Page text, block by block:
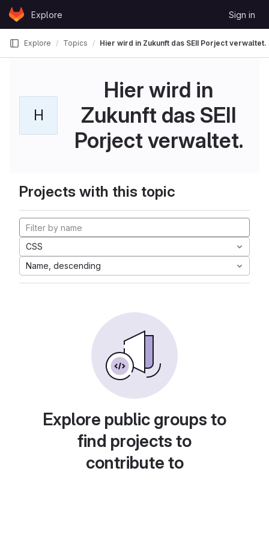
Skip to content
GitLabExplore Sign in
Explore Topics Hier wird in Zukunft das SEII Porject verwaltet.
H
Hier wird in
Zukunft das SEII
Porject verwaltet.
Projects with this topic
CSS
Name, descending
Explore public groups to
find projects to
contribute to